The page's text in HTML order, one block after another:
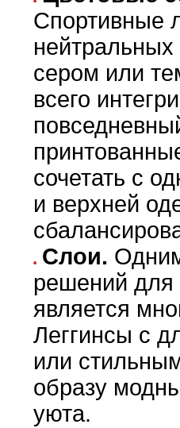
Спортивные
нейтральных
сером или
всего
сочетать с
и верхней
Слои.
решений для
является
Леггинсы с
или
образу
уюта.